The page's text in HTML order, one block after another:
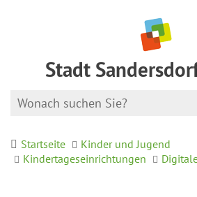
Stadt
Startseite
Kinder und Jugend
Kindertageseinrichtungen